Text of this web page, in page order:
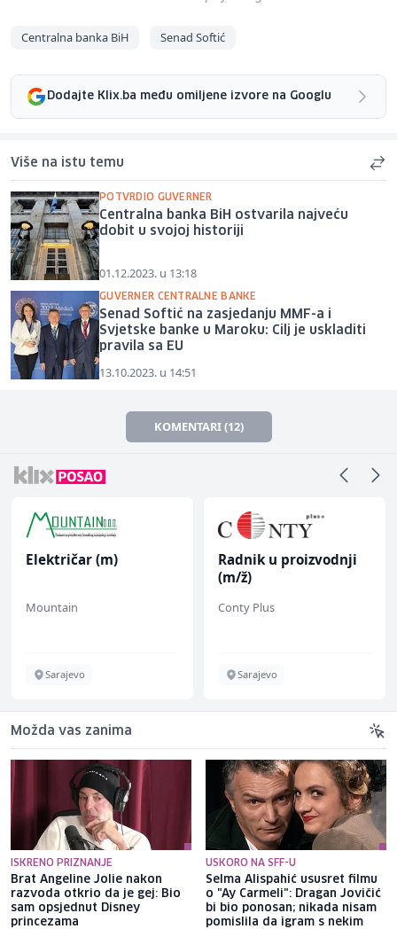
Centralna banka BiH Senad Softić
Dodajte Klix.ba među omiljene izvore na Googlu
Više na istu temu
POTVRDIO GUVERNER
Centralna banka BiH ostvarila najveću
dobit u svojoj historiji
01.12.2023. u 13:18
GUVERNER CENTRALNE BANKE
Senad Softić na zasjedanju MMF-a i
Svjetske banke u Maroku: Cilj je uskladiti
pravila sa EU
13.10.2023. u 14:51
KOMENTARI (12)
Električar (m)
Mountain
Sarajevo
Radnik u proizvodnji
(m/ž)
Conty Plus
Sarajevo
Možda vas zanima
ISKRENO PRIZNANJE
Brat Angeline Jolie nakon
razvoda otkrio da je gej: Bio
sam opsjednut Disney
princezama
USKORO NA SFF-U
Selma Alispahić ususret filmu
o "Ay Carmeli": Dragan Jovičić
bi bio ponosan; nikada nisam
pomislila da igram s nekim